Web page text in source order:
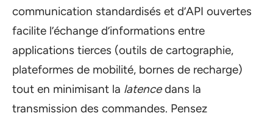
communication standardisés et d’API ouvertes
facilite l’échange d’informations entre
applications tierces (outils de cartographie,
plateformes de mobilité, bornes de recharge)
tout en minimisant la latencedans la
transmission des commandes. Pensez